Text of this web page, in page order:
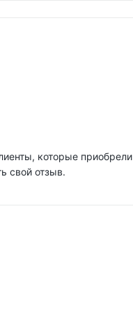
которые приобрели
свой отзыв.